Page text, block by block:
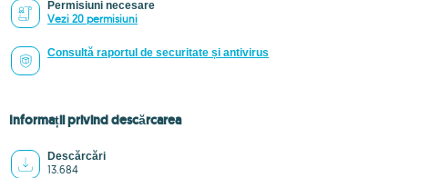
Permisiuni necesare
Vezi 20 permisiuni
Consultă raportul de securitate și antivirus
Informații privind descărcarea
Descărcări
13.684